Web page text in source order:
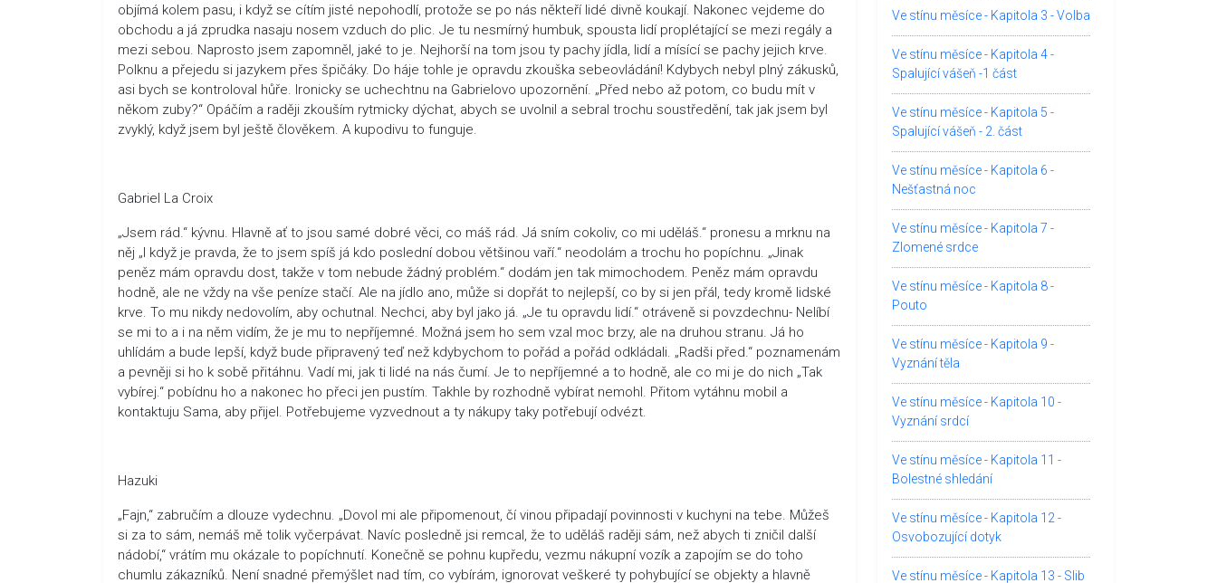
objímá kolem pasu, i když se cítím jisté nepohodlí, protože se po nás někteří lidé divně koukají. Nakonec vejdeme do
obchodu a já zprudka nasaju nosem vzduch do plic. Je tu nesmírný humbuk, spousta lidí proplétající se mezi regály a
mezi sebou. Naprosto jsem zapomněl, jaké to je. Nejhorší na tom jsou ty pachy jídla, lidí a mísící se pachy jejich krve.
Polknu a přejedu si jazykem přes špičáky. Do háje tohle je opravdu zkouška sebeovládání! Kdybych nebyl plný zákusků,
asi bych se kontroloval hůře. Ironicky se uchechtnu na Gabrielovo upozornění. „Před nebo až potom, co budu mít v
někom zuby?“ Opáčím a raději zkouším rytmicky dýchat, abych se uvolnil a sebral trochu soustředění, tak jak jsem byl
zvyklý, když jsem byl ještě člověkem. A kupodivu to funguje.
Gabriel La Croix
„Jsem rád.“ kývnu. Hlavně ať to jsou samé dobré věci, co máš rád. Já sním cokoliv, co mi uděláš.“ pronesu a mrknu na
něj „I když je pravda, že to jsem spíš já kdo poslední dobou většinou vaří.“ neodolám a trochu ho popíchnu. „Jinak
peněz mám opravdu dost, takže v tom nebude žádný problém.“ dodám jen tak mimochodem. Peněz mám opravdu
hodně, ale ne vždy na vše peníze stačí. Ale na jídlo ano, může si dopřát to nejlepší, co by si jen přál, tedy kromě lidské
krve. To mu nikdy nedovolím, aby ochutnal. Nechci, aby byl jako já. „Je tu opravdu lidí.“ otráveně si povzdechnu- Nelíbí
se mi to a i na něm vidím, že je mu to nepříjemné. Možná jsem ho sem vzal moc brzy, ale na druhou stranu. Já ho
uhlídám a bude lepší, když bude připravený teď než kdybychom to pořád a pořád odkládali. „Radši před.“ poznamenám
a pevněji si ho k sobě přitáhnu. Vadí mi, jak ti lidé na nás čumí. Je to nepříjemné a to hodně, ale co mi je do nich „Tak
vybírej.“ pobídnu ho a nakonec ho přeci jen pustím. Takhle by rozhodně vybírat nemohl. Přitom vytáhnu mobil a
kontaktuju Sama, aby přijel. Potřebujeme vyzvednout a ty nákupy taky potřebují odvézt.
Hazuki
„Fajn,“ zabručím a dlouze vydechnu. „Dovol mi ale připomenout, čí vinou připadají povinnosti v kuchyni na tebe. Můžeš
si za to sám, nemáš mě tolik vyčerpávat. Navíc posledně jsi remcal, že to uděláš raději sám, než abych ti zničil další
nádobí,“ vrátím mu okázale to popíchnutí. Konečně se pohnu kupředu, vezmu nákupní vozík a zapojím se do toho
chumlu zákazníků. Není snadné přemýšlet nad tím, co vybírám, ignorovat veškeré ty pohybující se objekty a hlavně
Ve stínu měsíce - Kapitola 3 - Volba
Ve stínu měsíce - Kapitola 4 -
Spalující vášeň -1 část
Ve stínu měsíce - Kapitola 5 -
Spalující vášeň - 2. část
Ve stínu měsíce - Kapitola 6 -
Nešťastná noc
Ve stínu měsíce - Kapitola 7 -
Zlomené srdce
Ve stínu měsíce - Kapitola 8 -
Pouto
Ve stínu měsíce - Kapitola 9 -
Vyznání těla
Ve stínu měsíce - Kapitola 10 -
Vyznání srdcí
Ve stínu měsíce - Kapitola 11 -
Bolestné shledání
Ve stínu měsíce - Kapitola 12 -
Osvobozující dotyk
Ve stínu měsíce - Kapitola 13 - Slib